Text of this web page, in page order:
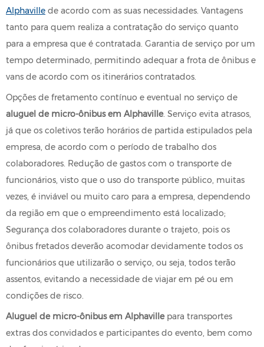
Alphaville de acordo com as suas necessidades. Vantagens
tanto para quem realiza a contratação do serviço quanto
para a empresa que é contratada. Garantia de serviço por um
tempo determinado, permitindo adequar a frota de ônibus e
vans de acordo com os itinerários contratados.
Opções de fretamento contínuo e eventual no serviço de
aluguel de micro-ônibus em Alphaville. Serviço evita atrasos,
já que os coletivos terão horários de partida estipulados pela
empresa, de acordo com o período de trabalho dos
colaboradores. Redução de gastos com o transporte de
funcionários, visto que o uso do transporte público, muitas
vezes, é inviável ou muito caro para a empresa, dependendo
da região em que o empreendimento está localizado;
Segurança dos colaboradores durante o trajeto, pois os
ônibus fretados deverão acomodar devidamente todos os
funcionários que utilizarão o serviço, ou seja, todos terão
assentos, evitando a necessidade de viajar em pé ou em
condições de risco.
Aluguel de micro-ônibus em Alphavillepara transportes
extras dos convidados e participantes do evento, bem como